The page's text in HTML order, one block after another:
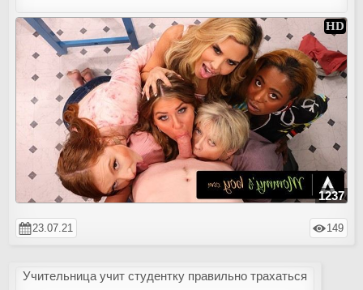
1237
23.07.21 149
Учительница учит студентку правильно трахаться